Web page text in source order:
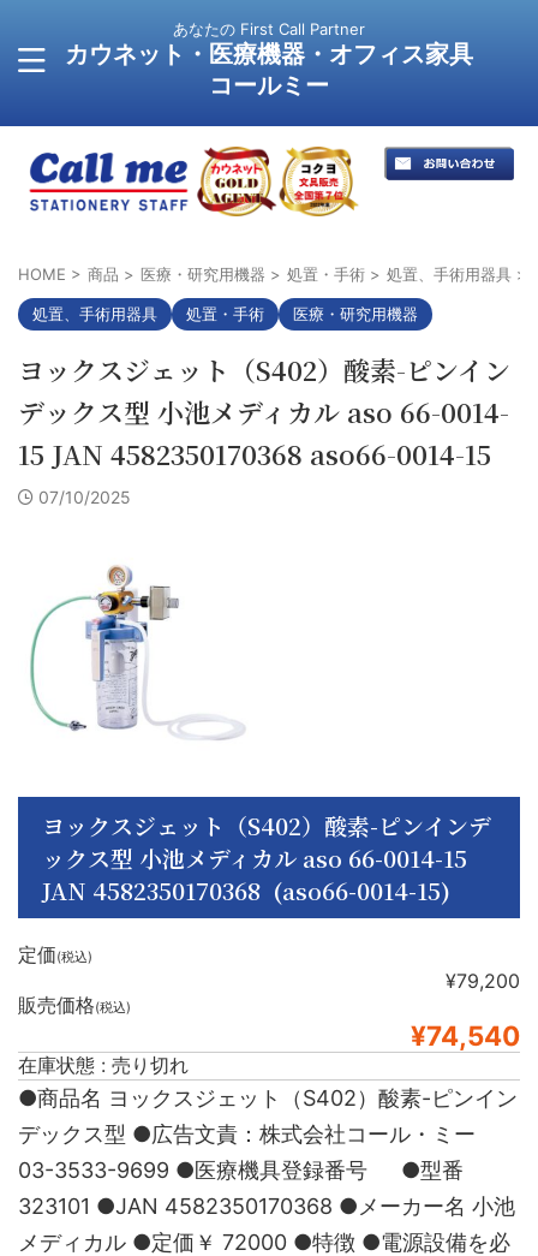
あなたの First Call Partner
カウネット・医療機器・オフィス家具
コールミー
HOME > 商品 > 医療・研究用機器 > 処置・手術 > 処置、手術用器具 >
処置、手術用器具 処置・手術 医療・研究用機器
ヨックスジェット（S402）酸素-ピンイン
デックス型 小池メディカル aso 66-0014-
15 JAN 4582350170368 aso66-0014-15
07/10/2025
ヨックスジェット（S402）酸素-ピンインデ
ックス型 小池メディカル aso 66-0014-15
JAN 4582350170368 (aso66-0014-15)
定価(税込)
¥79,200
販売価格(税込)
¥74,540
在庫状態 : 売り切れ
●商品名 ヨックスジェット（S402）酸素-ピンイン
デックス型 ●広告文責：株式会社コール・ミー
03-3533-9699 ●医療機具登録番号 ●型番
323101 ●JAN 4582350170368 ●メーカー名 小池
メディカル ●定価￥ 72000 ●特徴 ●電源設備を必